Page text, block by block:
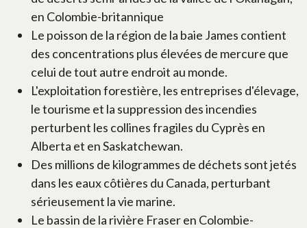
en Colombie-britannique
Le poisson de la région de la baie James contient
des concentrations plus élevées de mercure que
celui de tout autre endroit au monde.
L'exploitation forestière, les entreprises d'élevage,
le tourisme et la suppression des incendies
perturbent les collines fragiles du Cyprès en
Alberta et en Saskatchewan.
Des millions de kilogrammes de déchets sont jetés
dans les eaux côtières du Canada, perturbant
sérieusement la vie marine.
Le bassin de la rivière Fraser en Colombie-